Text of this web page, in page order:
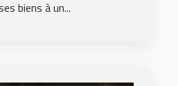
biens à un...